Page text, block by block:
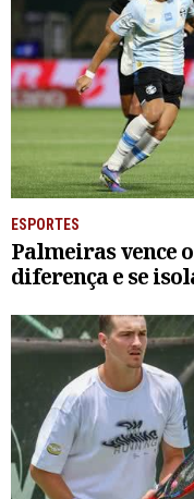
ESPORTES
Palmeiras vence
diferença e se